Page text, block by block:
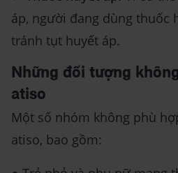
áp, người đang dùng thuốc
tránh tụt huyết áp.
Những đối tượng
atiso
Một số nhóm không phù
atiso, bao gồm: